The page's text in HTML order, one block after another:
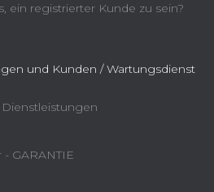
ein registrierter Kunde zu sein?
und Kunden / Wartungsdienst
GARANTIE